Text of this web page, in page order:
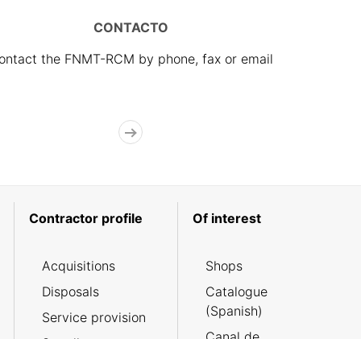
CONTACTO
the FNMT-RCM by phone, fax or email
Contractor profile
Acquisitions
Disposals
Service provision
Of interest
Shops
Catalogue
(Spanish)